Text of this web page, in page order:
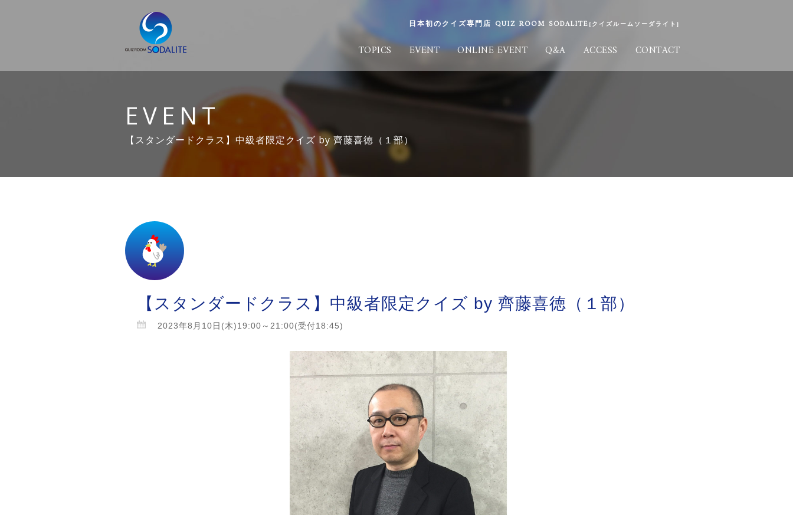
日本初のクイズ専門店 QUIZ ROOM SODALITE[クイズルームソーダライト]
TOPICS EVENT ONLINE EVENT Q&A ACCESS CONTACT
EVENT
【スタンダードクラス】中級者限定クイズ by 齊藤喜徳（１部）
【スタンダードクラス】中級者限定クイズ by 齊藤喜徳（１部）
2023年8月10日(木)19:00～21:00(受付18:45)